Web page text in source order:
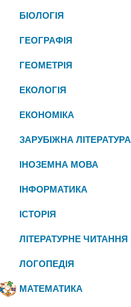
БІОЛОГІЯ
ГЕОГРАФІЯ
ГЕОМЕТРІЯ
ЕКОЛОГІЯ
ЕКОНОМІКА
ЗАРУБІЖНА ЛІТЕРАТУРА
ІНОЗЕМНА МОВА
ІНФОРМАТИКА
ІСТОРІЯ
ЛІТЕРАТУРНЕ ЧИТАННЯ
ЛОГОПЕДІЯ
МАТЕМАТИКА